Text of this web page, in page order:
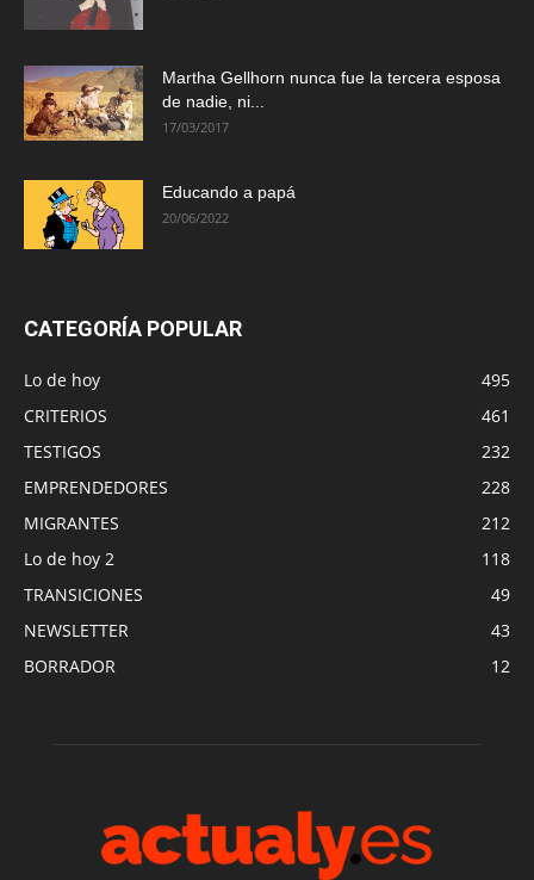
Martha Gellhorn nunca fue la tercera esposa
de nadie, ni...
17/03/2017
Educando a papá
20/06/2022
CATEGORÍA POPULAR
Lo de hoy
495
CRITERIOS
461
TESTIGOS
232
EMPRENDEDORES
228
MIGRANTES
212
Lo de hoy 2
118
TRANSICIONES
49
NEWSLETTER
43
BORRADOR
12